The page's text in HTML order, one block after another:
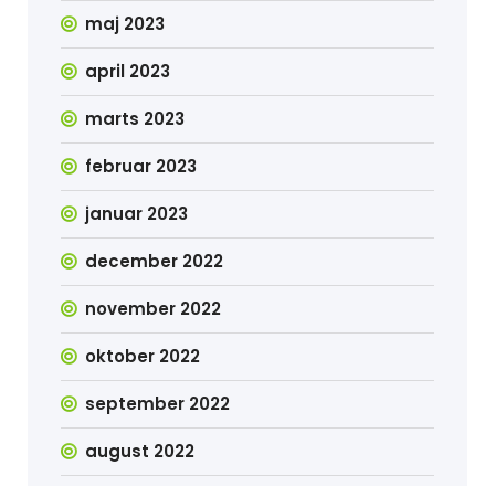
maj 2023
april 2023
marts 2023
februar 2023
januar 2023
december 2022
november 2022
oktober 2022
september 2022
august 2022